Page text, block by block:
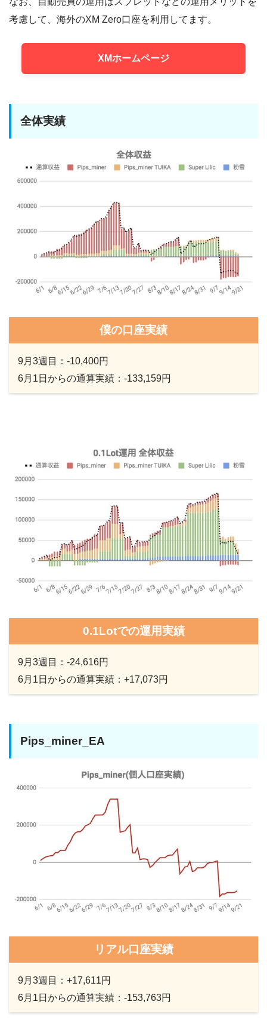
考慮して、海外のXM Zero口座を利用してます。
XMホームページ
全体実績
僕の口座実績
9月3週目：-10,400円
6月1日からの通算実績：-133,159円
0.1Lotでの運用実績
9月3週目：-24,616円
6月1日からの通算実績：+17,073円
Pips_miner_EA
リアル口座実績
9月3週目：+17,611円
6月1日からの通算実績：-153,763円